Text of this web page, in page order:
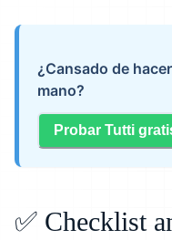
¿Cansado de
mano?
Probar Tutti
✅ Checklist